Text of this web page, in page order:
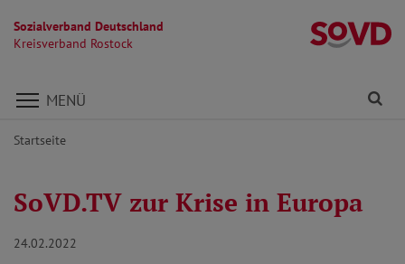
Sozialverband Deutschland
Kreisverband Rostock
Direkt zu den Inhalten springen
MENÜ
Startseite
SoVD.TV zur Krise in Europa
24.02.2022